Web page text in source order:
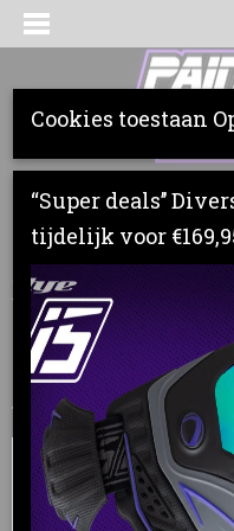
Home>Masks
Sorteer op:
Cookies toestaan
“Super deals’’
tijdelijk voor